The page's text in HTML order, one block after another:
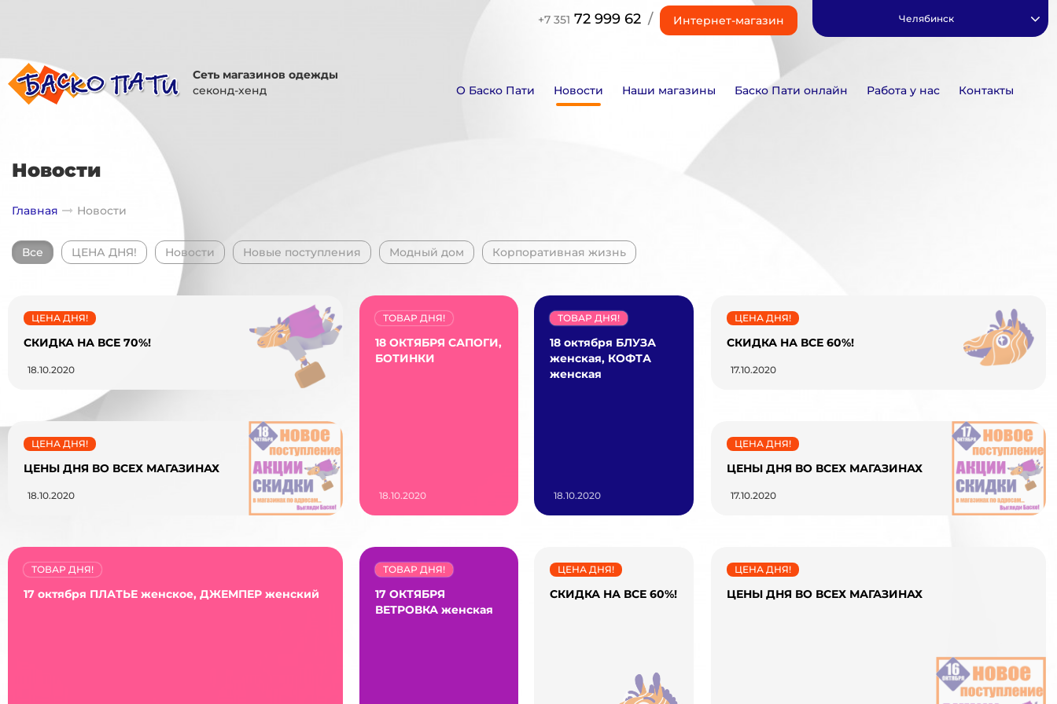
+7 351 72 999 62 / Интернет-магазин Челябинск
Сеть магазинов одежды
секонд-хенд
О Баско Пати Новости Наши магазины Баско Пати онлайн Работа у нас Контакты
Новости
Главная Новости
Все ЦЕНА ДНЯ! Новости Новые поступления Модный дом Корпоративная жизнь
СКИДКА НА ВСЕ 70%!
ЦЕНА ДНЯ!
18.10.2020
ЦЕНЫ ДНЯ ВО ВСЕХ МАГАЗИНАХ
ЦЕНА ДНЯ!
18.10.2020
18 ОКТЯБРЯ САПОГИ,
БОТИНКИ
ТОВАР ДНЯ!
18.10.2020
18 октября БЛУЗА
женская, КОФТА
женская
ТОВАР ДНЯ!
18.10.2020
СКИДКА НА ВСЕ 60%!
ЦЕНА ДНЯ!
17.10.2020
ЦЕНЫ ДНЯ ВО ВСЕХ МАГАЗИНАХ
ЦЕНА ДНЯ!
17.10.2020
17 октября ПЛАТЬЕ женское, ДЖЕМПЕР женский
ТОВАР ДНЯ!
17 ОКТЯБРЯ
ВЕТРОВКА женская
ТОВАР ДНЯ!
СКИДКА НА ВСЕ 60%!
ЦЕНА ДНЯ!
ЦЕНЫ ДНЯ ВО ВСЕХ МАГАЗИНАХ
ЦЕНА ДНЯ!